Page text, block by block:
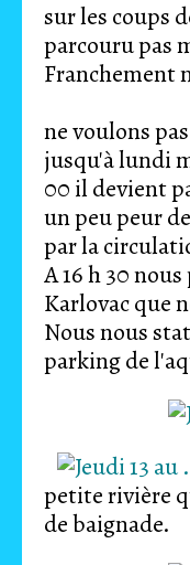
sur les coups
parcouru pas
ne voulons
jusqu'à lundi
00 il devient
un peu peur
par la
A 16 h 30
Karlovac que
Nous nous
parking de
petite rivière
de baignade.